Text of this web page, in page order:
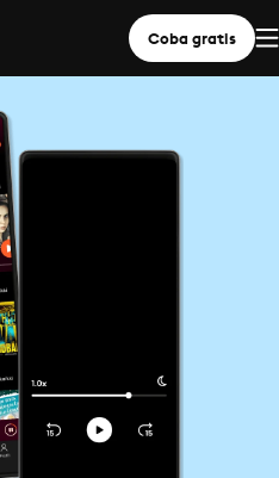
Coba gratis